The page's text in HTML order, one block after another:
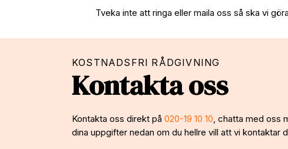
Tveka inte att ringa eller maila oss så ska vi
KOSTNADSFRI RÅDGIVNING
Kontakta oss
Kontakta oss direkt på 020-19 10 10 , chatta med oss
dina uppgifter nedan om du hellre vill att vi kontaktar